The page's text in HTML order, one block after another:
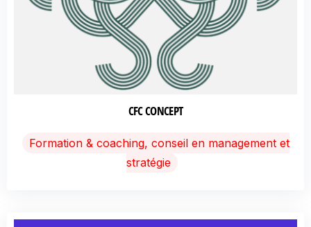
CFC CONCEPT
Formation & coaching, conseil en management et
stratégie